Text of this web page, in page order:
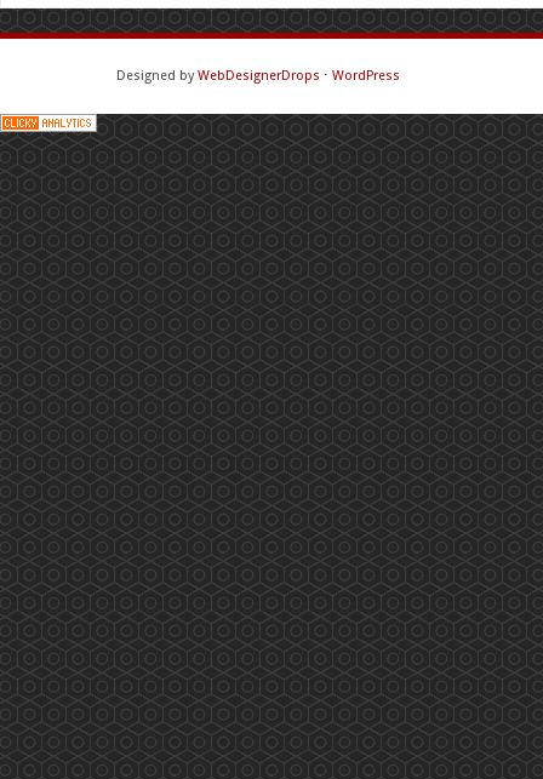
Designed byWebDesignerDrops ⋅ WordPress